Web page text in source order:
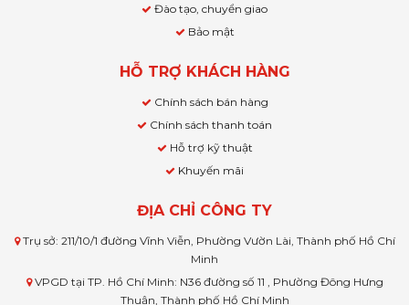
Đào tạo, chuyển giao
Bảo mật
HỖ TRỢ KHÁCH HÀNG
Chính sách bán hàng
Chính sách thanh toán
Hỗ trợ kỹ thuật
Khuyến mãi
ĐỊA CHỈ CÔNG TY
Trụ sở: 211/10/1 đường Vĩnh Viễn, Phường Vườn Lài, Thành phố Hồ Chí
Minh
VPGD tại TP. Hồ Chí Minh: N36 đường số 11 , Phường Đông Hưng
Thuận, Thành phố Hồ Chí Minh